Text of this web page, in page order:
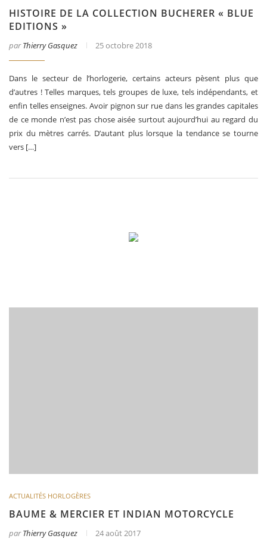
HISTOIRE DE LA COLLECTION BUCHERER « BLUE
EDITIONS »
parThierry Gasquez 25 octobre 2018
Dans le secteur de l’horlogerie, certains acteurs pèsent plus que
d’autres ! Telles marques, tels groupes de luxe, tels indépendants, et
enfin telles enseignes. Avoir pignon sur rue dans les grandes capitales
de ce monde n’est pas chose aisée surtout aujourd’hui au regard du
prix du mètres carrés. D’autant plus lorsque la tendance se tourne
vers […]
ACTUALITÉS HORLOGÈRES
BAUME & MERCIER ET INDIAN MOTORCYCLE
parThierry Gasquez 24 août 2017